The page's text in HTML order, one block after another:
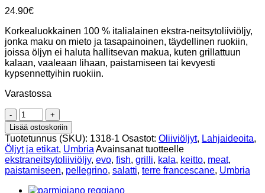
24.90€
Korkealuokkainen 100 % italialainen ekstra-neitsytoliiviöljy,
jonka maku on mieto ja tasapainoinen, täydellinen ruokiin,
joissa öljyn ei haluta hallitsevan makua, kuten grillattuun
kalaan, vaaleaan lihaan, paistamiseen tai kevyesti
kypsennettyihin ruokiin.
Varastossa
Sorella
Luna,
Ekstra
neitsytoliiviöljy,
500ml,
Terre
francescane
määrä
Lisää ostoskoriin
Tuotetunnus (SKU): 1318-1 Osastot: Oliiviöljyt, Lahjaideoita,
Öljyt ja etikat, Umbria Avainsanat tuotteelle
ekstraneitsytoliiviöljy, evo, fish, grilli, kala, keitto, meat,
paistamiseen, pellegrino, salatti, terre francescane, Umbria